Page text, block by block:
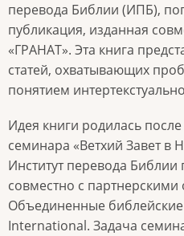
перевода Библии (ИПБ),
публикация, изданная
«ГРАНАТ». Эта книга
статей, охватывающих
понятием
Идея книги родилась
семинара «Ветхий Завет в
Институт перевода Библии
совместно с
Объединенные библейские
International. Задача